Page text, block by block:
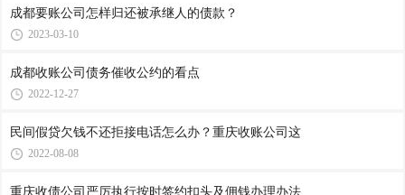
成都要账公司​怎样归还被承继人的债款？
2023-03-10
成都收账公司​债务催收公约的看点
2022-12-27
民间假贷欠钱不还拒接电话怎么办？重庆收账公司​这
2022-08-08
重庆收债公司​严厉执行按时签约扣头及佣钱办理办法